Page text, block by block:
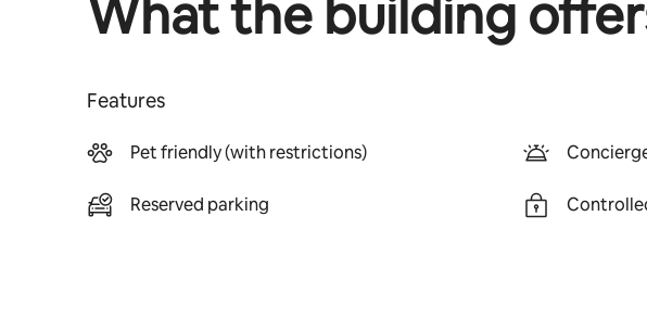
What the building
Features
Pet friendly (with restrictions)
Reserved parking